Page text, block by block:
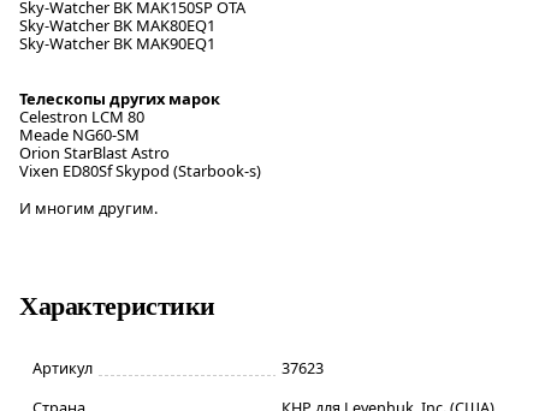
Sky-Watcher BK MAK150SP OTA
Sky-Watcher BK MAK80EQ1
Sky-Watcher BK MAK90EQ1
Телескопы других марок
Celestron LCM 80
Meade NG60-SM
Orion StarBlast Astro
Vixen ED80Sf Skypod (Starbook-s)
И многим другим.
Характеристики
Артикул
37623